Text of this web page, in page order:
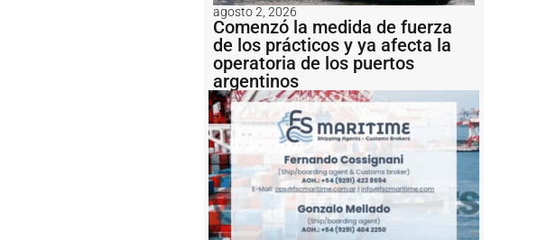
agosto 2, 2026
Comenzó la medida de fuerza
de los prácticos y ya afecta la
operatoria de los puertos
argentinos